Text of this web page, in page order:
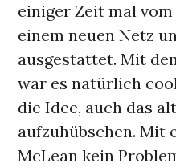
einiger Zeit mal
einem neuen Netz
ausgestattet. Mit
war es natürlich
die Idee, auch das
aufzuhübschen. Mit
McLean kein